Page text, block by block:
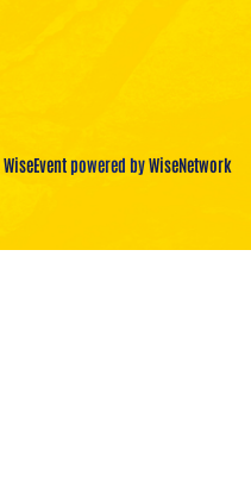
WiseEventpowered byWiseNetwork